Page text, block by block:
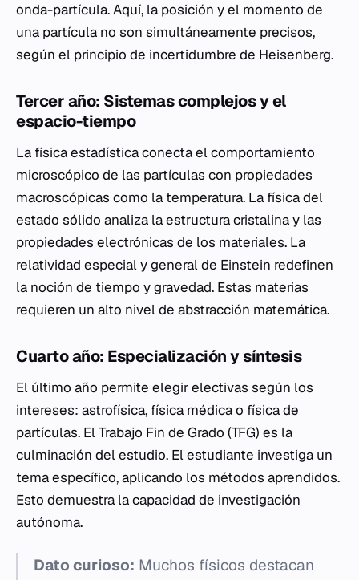
onda-partícula. Aquí, la posición y el momento de
una partícula no son simultáneamente precisos,
según el principio de incertidumbre de Heisenberg.
Tercer año: Sistemas complejos y el
espacio-tiempo
La física estadística conecta el comportamiento
microscópico de las partículas con propiedades
macroscópicas como la temperatura. La física del
estado sólido analiza la estructura cristalina y las
propiedades electrónicas de los materiales. La
relatividad especial y general de Einstein redefinen
la noción de tiempo y gravedad. Estas materias
requieren un alto nivel de abstracción matemática.
Cuarto año: Especialización y síntesis
El último año permite elegir electivas según los
intereses: astrofísica, física médica o física de
partículas. El Trabajo Fin de Grado (TFG) es la
culminación del estudio. El estudiante investiga un
tema específico, aplicando los métodos aprendidos.
Esto demuestra la capacidad de investigación
autónoma.
Dato curioso: Muchos físicos destacan